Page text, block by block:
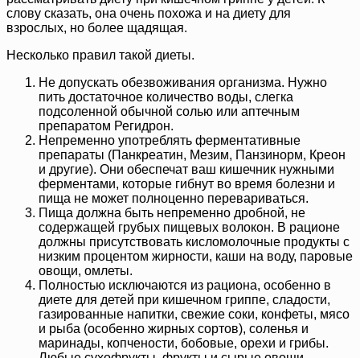
слову сказать, она очень похожа и на диету для
взрослых, но более щадящая.
Несколько правил такой диеты.
Не допускать обезвоживания организма. Нужно
пить достаточное количество воды, слегка
подсоленной обычной солью или аптечным
препаратом Регидрон.
Непременно употреблять ферментативные
препараты (Панкреатин, Мезим, Панзинорм, Креон
и другие). Они обеспечат ваш кишечник нужными
ферментами, которые гибнут во время болезни и
пища не может полноценно перевариваться.
Пища должна быть непременно дробной, не
содержащей грубых пищевых волокон. В рационе
должны присутствовать кисломолочные продукты с
низким процентом жирности, каши на воду, паровые
овощи, омлеты.
Полностью исключаются из рациона, особенно в
диете для детей при кишечном гриппе, сладости,
газированные напитки, свежие соки, конфеты, мясо
и рыба (особенно жирных сортов), соленья и
маринады, копчености, бобовые, орехи и грибы.